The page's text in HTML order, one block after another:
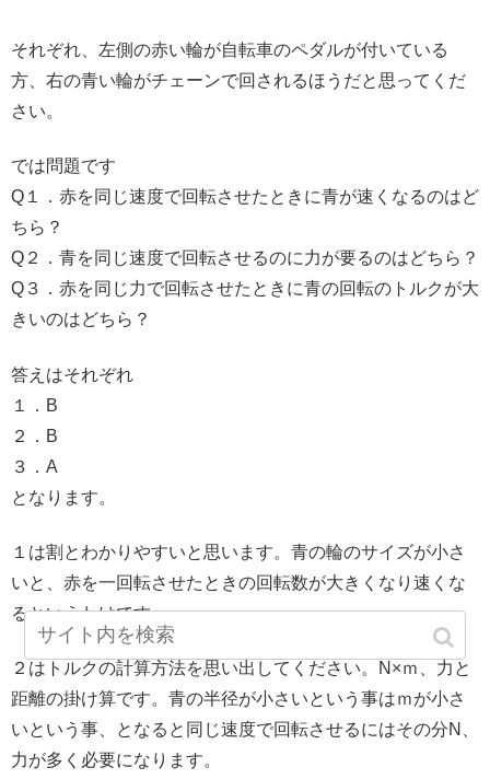
それぞれ、左側の赤い輪が自転車のペダルが付いている
方、右の青い輪がチェーンで回されるほうだと思ってくだ
さい。
では問題です
Q１．赤を同じ速度で回転させたときに青が速くなるのはど
ちら？
Q２．青を同じ速度で回転させるのに力が要るのはどちら？
Q３．赤を同じ力で回転させたときに青の回転のトルクが大
きいのはどちら？
答えはそれぞれ
１．B
２．B
３．A
となります。
１は割とわかりやすいと思います。青の輪のサイズが小さ
いと、赤を一回転させたときの回転数が大きくなり速くな
るというわけです。
２はトルクの計算方法を思い出してください。N×ｍ、力と
距離の掛け算です。青の半径が小さいという事はｍが小さ
いという事、となると同じ速度で回転させるにはその分N、
力が多く必要になります。